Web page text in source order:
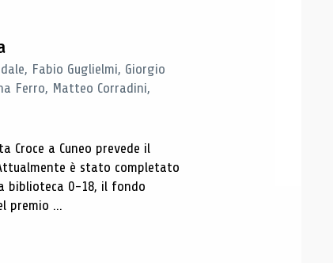
Fabio Guglielmi, Giorgio
Ferro, Matteo Corradini,
a Cuneo prevede il
è stato completato
biblioteca 0-18, il fondo
premio ...